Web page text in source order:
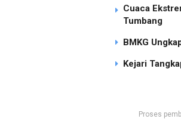
Cuaca
Tumbang
BMKG
Kejari
Proses